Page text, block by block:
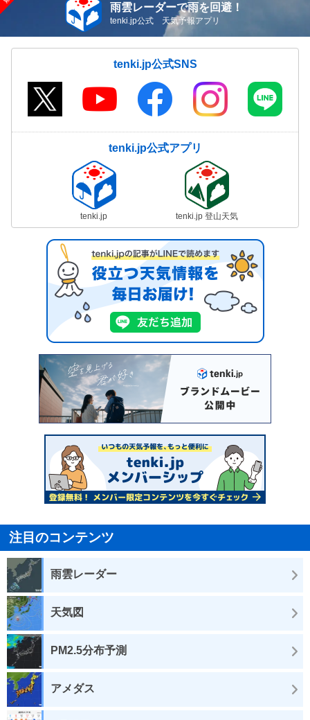
雨雲レーダーで雨を回避！
tenki.jp公式 天気予報アプリ
tenki.jp公式SNS
tenki.jp公式アプリ
tenki.jp tenki.jp 登山天気
注目のコンテンツ
雨雲レーダー
天気図
PM2.5分布予測
アメダス